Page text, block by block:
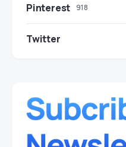
Pinterest 918
Twitter